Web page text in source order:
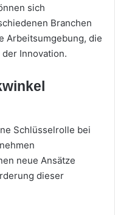
sich
Branchen
Arbeitsumgebung, die
Innovation.
Schlüsselrolle bei
neue Ansätze
dieser